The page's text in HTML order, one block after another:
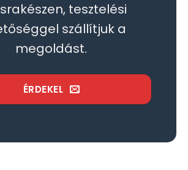
tesztelési
szállítjuk a
megoldást.
ÉRDEKEL